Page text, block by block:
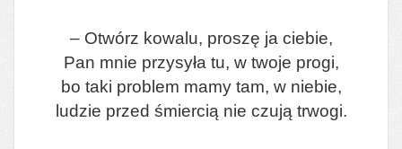
– Otwórz kowalu, proszę ja ciebie,
Pan mnie przysyła tu, w twoje progi,
bo taki problem mamy tam, w niebie,
ludzie przed śmiercią nie czują trwogi.